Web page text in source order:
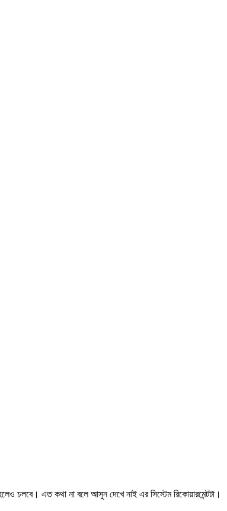
চলবে। এত কথা না বলে আসুন দেখে নাই এর সিস্টেম রিকোয়ারমেন্টটা।